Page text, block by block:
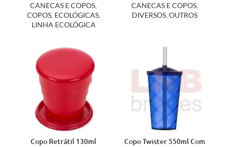
CANECAS E COPOS,
COPOS, ECOLÓGICAS,
LINHA ECOLÓGICA
CANECAS E COPOS,
DIVERSOS, OUTROS
Copo Retrátil 130ml
Copo Twister 550ml Com